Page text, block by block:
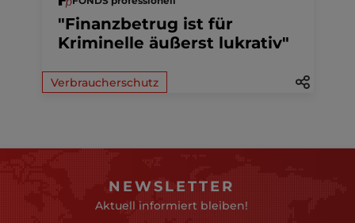
"Finanzbetrug ist für
Kriminelle äußerst lukrativ"
Verbraucherschutz
NEWSLETTER
Aktuell informiert bleiben!